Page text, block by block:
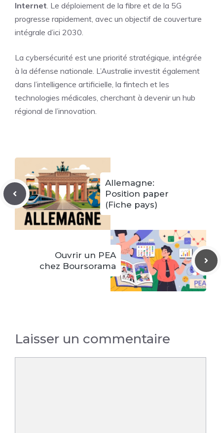
Internet. Le déploiement de la fibre et de la 5G
progresse rapidement, avec un objectif de couverture
intégrale d’ici 2030.
La cybersécurité est une priorité stratégique, intégrée
à la défense nationale. L’Australie investit également
dans l’intelligence artificielle, la fintech et les
technologies médicales, cherchant à devenir un hub
régional de l’innovation.
Allemagne:
Position paper
(Fiche pays)
Ouvrir un PEA
chez Boursorama
Laisser un commentaire